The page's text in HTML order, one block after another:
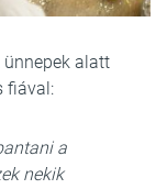
alatt
fiával:
a
nekik